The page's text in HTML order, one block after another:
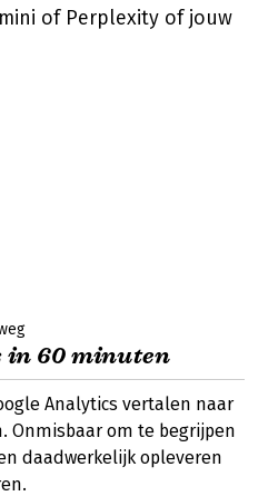
of Perplexity of jouw
in 60 minuten
Analytics vertalen naar
Onmisbaar om te begrijpen
daadwerkelijk opleveren